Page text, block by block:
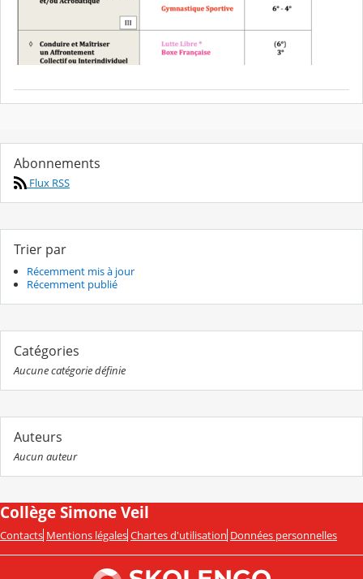
Abonnements
Flux RSS
Trier par
Récemment mis à jour
Récemment publié
Catégories
Aucune catégorie définie
Auteurs
Aucun auteur
Collège Simone Veil
Contacts Mentions légales Chartes d'utilisation Données personnelles